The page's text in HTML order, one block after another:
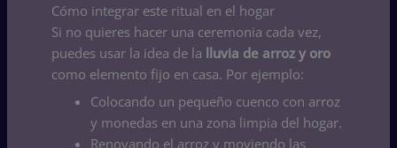
Cómo integrar este ritual en el hogar
Si no quieres hacer una ceremonia cada vez,
puedes usar la idea de la lluvia de arroz y oro
como elemento fijo en casa. Por ejemplo:
Colocando un pequeño cuenco con arroz
y monedas en una zona limpia del hogar.
Renovando el arroz y moviendo las